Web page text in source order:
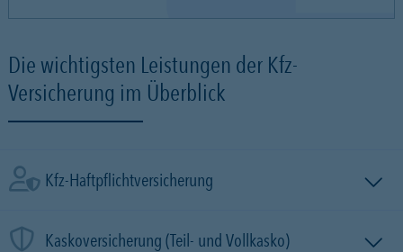
Die wichtigsten Leistungen der Kfz-
Versicherung im Überblick
Kfz-Haftpflichtversicherung
Kaskoversicherung (Teil- und Vollkasko)